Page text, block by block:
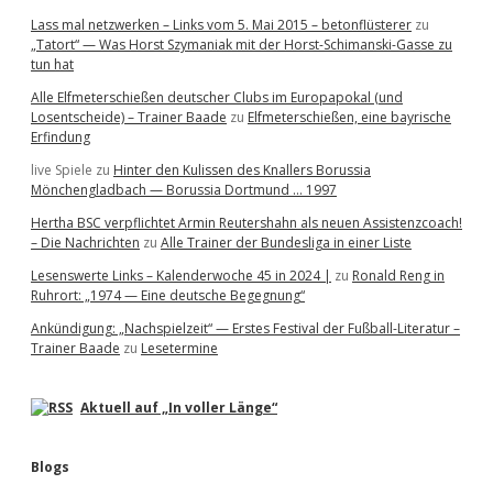
Lass mal netzwerken – Links vom 5. Mai 2015 – betonflüsterer zu
„Tatort“ — Was Horst Szymaniak mit der Horst-Schimanski-Gasse zu
tun hat
Alle Elfmeterschießen deutscher Clubs im Europapokal (und
Losentscheide) – Trainer Baade zu Elfmeterschießen, eine bayrische
Erfindung
live Spiele zu Hinter den Kulissen des Knallers Borussia
Mönchengladbach — Borussia Dortmund … 1997
Hertha BSC verpflichtet Armin Reutershahn als neuen Assistenzcoach!
– Die Nachrichten zu Alle Trainer der Bundesliga in einer Liste
Lesenswerte Links – Kalenderwoche 45 in 2024 | zu Ronald Reng in
Ruhrort: „1974 — Eine deutsche Begegnung“
Ankündigung: „Nachspielzeit“ — Erstes Festival der Fußball-Literatur –
Trainer Baade zu Lesetermine
Aktuell auf „In voller Länge“
Blogs